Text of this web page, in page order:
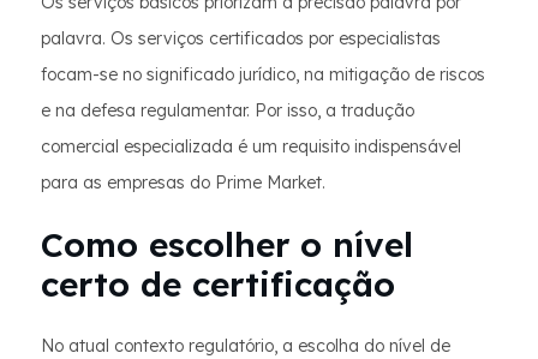
palavra. Os serviços certificados por especialistas
focam-se no significado jurídico, na mitigação de riscos
e na defesa regulamentar. Por isso, a tradução
comercial especializada é um requisito indispensável
para as empresas do Prime Market.
Como escolher o nível
certo de certificação
No atual contexto regulatório, a escolha do nível de